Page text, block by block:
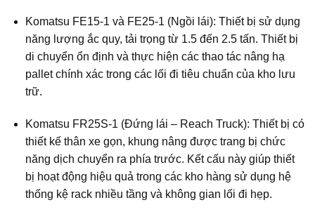
Komatsu FE15-1 và FE25-1 (Ngồi lái): Thiết bị sử dụng
năng lượng ắc quy, tải trọng từ 1.5 đến 2.5 tấn. Thiết bị
di chuyển ổn định và thực hiện các thao tác nâng hạ
pallet chính xác trong các lối đi tiêu chuẩn của kho lưu
trữ.
Komatsu FR25S-1 (Đứng lái – Reach Truck): Thiết bị có
thiết kế thân xe gọn, khung nâng được trang bị chức
năng dịch chuyển ra phía trước. Kết cấu này giúp thiết
bị hoạt động hiệu quả trong các kho hàng sử dụng hệ
thống kệ rack nhiều tầng và không gian lối đi hẹp.